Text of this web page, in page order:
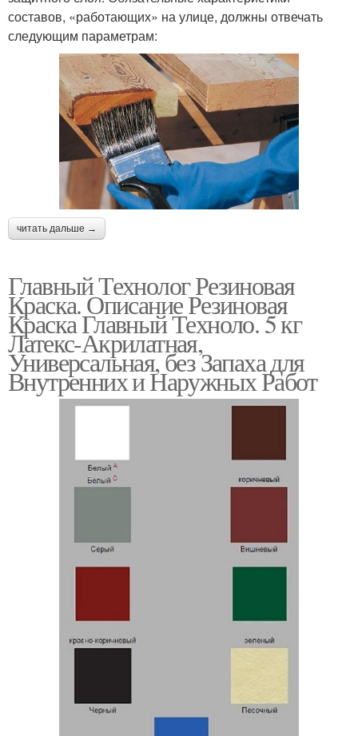
составов, «работающих» на улице, должны отвечать
следующим параметрам:
читать дальше →
Главный Технолог Резиновая
Краска. Описание Резиновая
Краска Главный Техноло. 5 кг
Латекс-Акрилатная,
Универсальная, без Запаха для
Внутренних и Наружных Работ